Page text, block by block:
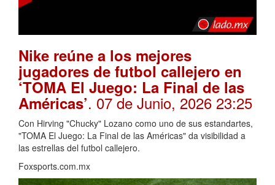
Nike reúne a los mejores
jugadores de futbol callejero en
‘TOMA El Juego: La Final de las
Américas’. 07 de Junio, 2026 23:25
Con Hirving "Chucky" Lozano como uno de sus estandartes,
"TOMA El Juego: La Final de las Américas" da visibilidad a
las estrellas del futbol callejero.
Foxsports.com.mx